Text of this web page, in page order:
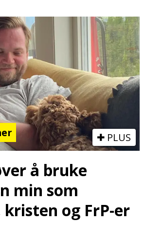
PLUS
å bruke
min som
og FrP-er